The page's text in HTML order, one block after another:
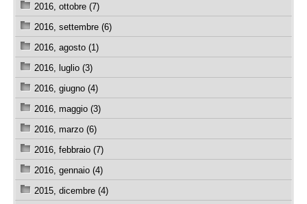
2016, ottobre (7)
2016, settembre (6)
2016, agosto (1)
2016, luglio (3)
2016, giugno (4)
2016, maggio (3)
2016, marzo (6)
2016, febbraio (7)
2016, gennaio (4)
2015, dicembre (4)